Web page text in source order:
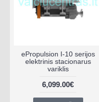
ePropulsion I-10 serijos
elektrinis stacionarus
variklis
6,099.00€